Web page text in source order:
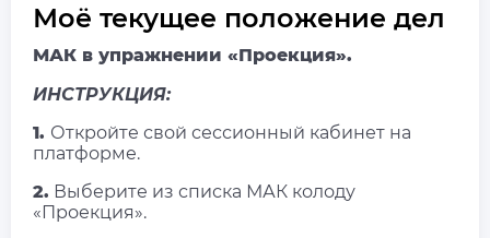
Моё текущее положение дел
МАК в упражнении «Проекция».
ИНСТРУКЦИЯ:
1. Откройте свой сессионный кабинет на
платформе.
2. Выберите из списка МАК колоду
«Проекция».